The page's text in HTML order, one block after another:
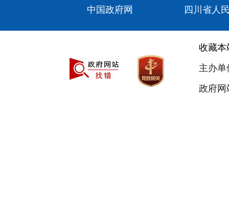
中国政府网 四川省人
收藏本
主办
政府网